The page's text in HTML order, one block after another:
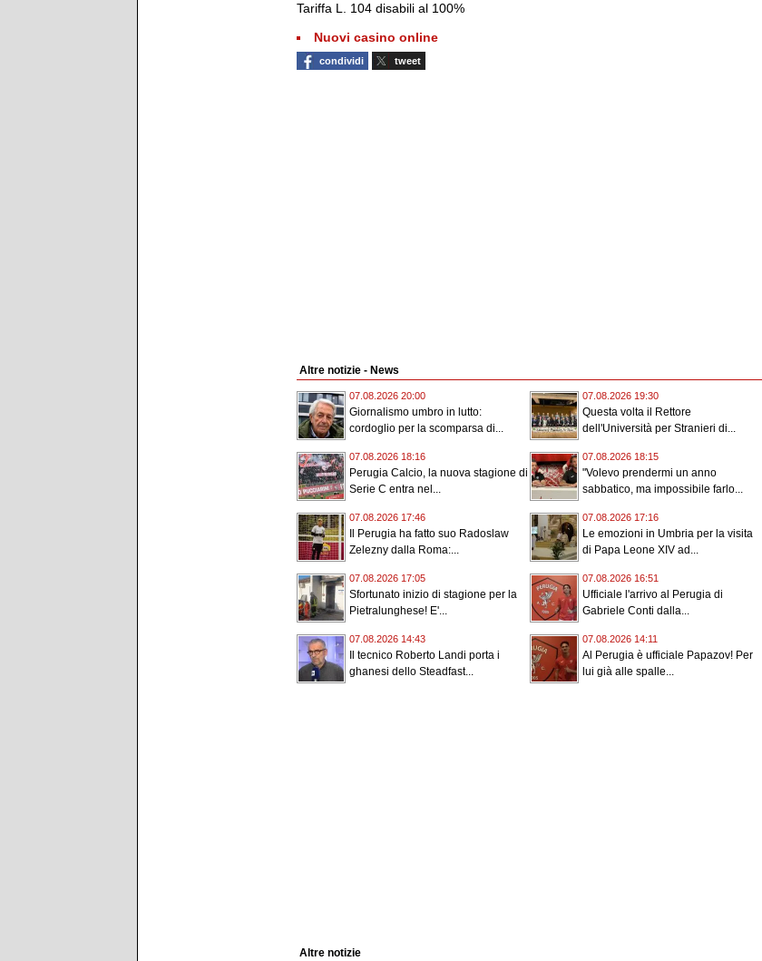
Tariffa L. 104 disabili al 100%
Nuovi casino online
condividi tweet
Altre notizie - News
07.08.2026 20:00
Giornalismo umbro in lutto:
cordoglio per la scomparsa di...
07.08.2026 19:30
Questa volta il Rettore
dell'Università per Stranieri di...
07.08.2026 18:16
Perugia Calcio, la nuova stagione di
Serie C entra nel...
07.08.2026 18:15
"Volevo prendermi un anno
sabbatico, ma impossibile farlo...
07.08.2026 17:46
Il Perugia ha fatto suo Radoslaw
Zelezny dalla Roma:...
07.08.2026 17:16
Le emozioni in Umbria per la visita
di Papa Leone XIV ad...
07.08.2026 17:05
Sfortunato inizio di stagione per la
Pietralunghese! E'...
07.08.2026 16:51
Ufficiale l'arrivo al Perugia di
Gabriele Conti dalla...
07.08.2026 14:43
Il tecnico Roberto Landi porta i
ghanesi dello Steadfast...
07.08.2026 14:11
Al Perugia è ufficiale Papazov! Per
lui già alle spalle...
Altre notizie